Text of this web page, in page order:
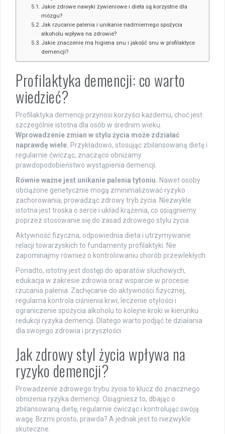
Jakie zdrowe nawyki żywieniowe i dieta są korzystne dla
mózgu?
Jak rzucanie palenia i unikanie nadmiernego spożycia
alkoholu wpływa na zdrowie?
Jakie znaczenie ma higiena snu i jakość snu w profilaktyce
demencji?
Profilaktyka demencji: co warto
wiedzieć?
Profilaktyka demencji przynosi korzyści każdemu, choć jest
szczególnie istotna dla osób w średnim wieku.
Wprowadzenie zmian w stylu życia może zdziałać
naprawdę wiele. Przykładowo, stosując zbilansowaną dietę i
regularnie ćwicząc, znacząco obniżamy
prawdopodobieństwo wystąpienia demencji.
Równie ważne jest unikanie palenia tytoniu. Nawet osoby
obciążone genetycznie mogą zminimalizować ryzyko
zachorowania, prowadząc zdrowy tryb życia. Niezwykle
istotna jest troska o serce i układ krążenia, co osiągniemy
poprzez stosowanie się do zasad zdrowego stylu życia.
Aktywność fizyczna, odpowiednia dieta i utrzymywanie
relacji towarzyskich to fundamenty profilaktyki. Nie
zapominajmy również o kontrolowaniu chorób przewlekłych.
Ponadto, istotny jest dostęp do aparatów słuchowych,
edukacja w zakresie zdrowia oraz wsparcie w procesie
rzucania palenia. Zachęcanie do aktywności fizycznej,
regularna kontrola ciśnienia krwi, leczenie otyłości i
ograniczenie spożycia alkoholu to kolejne kroki w kierunku
redukcji ryzyka demencji. Dlatego warto podjąć te działania
dla swojego zdrowia i przyszłości.
Jak zdrowy styl życia wpływa na
ryzyko demencji?
Prowadzenie zdrowego trybu życia to klucz do znacznego
obniżenia ryzyka demencji. Osiągniesz to, dbając o
zbilansowaną dietę, regularnie ćwicząc i kontrolując swoją
wagę. Brzmi prosto, prawda? A jednak jest to niezwykle
skuteczne.